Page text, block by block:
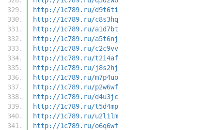
http://1c789.ru/d9t6ti
http://1c789.ru/c8s3hq
http://1c789.ru/a1d7bt
http://1c789.ru/a5t6nj
http://1c789.ru/c2c9vv
http://1c789.ru/t2i4af
http://1c789.ru/j8s2hj
http://1c789.ru/m7p4uo
http://1c789.ru/p2w6wf
http://1c789.ru/d4u3jc
http://1c789.ru/t5d4mp
http://1c789.ru/u2l1lm
http://1c789.ru/o6q6wf